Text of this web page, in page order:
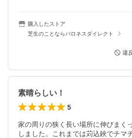
購入したストア
芝生のことならバロネスダイレクト
違
素晴らしい！
5
家の周りの狭く長い場所に伸びまく
しました。これまでは苅込鋏でチマ